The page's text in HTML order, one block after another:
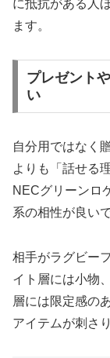
に抵抗がある人
ます。
プレゼント
い
自分用ではなく
よりも「話せる
NECグリーンロ
系の相性が良いで
相手がラグビー
イト層には小物
層には限定感の
アイテムが刺さ